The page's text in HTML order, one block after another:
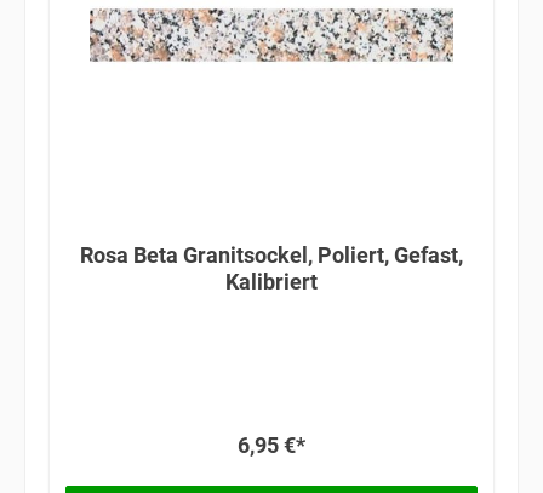
Rosa Beta Granitsockel, Poliert, Gefast,
Kalibriert
6,95 €*